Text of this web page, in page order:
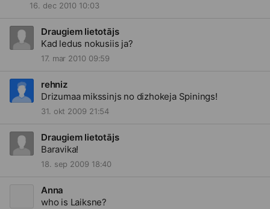
16. dec 2010 10:03
Draugiem lietotājs
Kad ledus nokusiis ja?
17. mar 2010 09:59
rehniz
Drizumaa mikssinjs no dizhokeja Spinings!
31. okt 2009 21:54
Draugiem lietotājs
Baravika!
18. sep 2009 18:40
Anna
who is Laiksne?